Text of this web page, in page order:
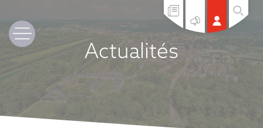
Actualités